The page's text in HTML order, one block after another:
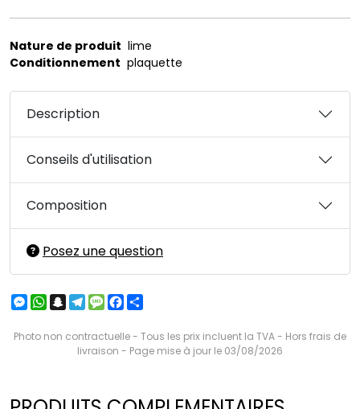
Nature de produit lime
Conditionnement plaquette
Description
Conseils d'utilisation
Composition
Posez une question
Messenger
WhatsApp
Snapchat
Telegram
MessageFacebook
Photo non contractuelle - Tous les prix incluent la TVA - Hors frais de
livraison - Page mise à jour le 03/08/2026